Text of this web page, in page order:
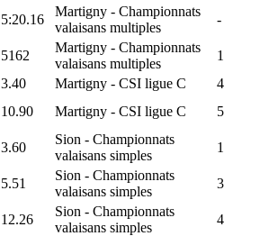
5:20.16
Martigny - Championnats
valaisans multiples
-
5162
Martigny - Championnats
valaisans multiples
1
3.40 Martigny - CSI ligue C
4
10.90 Martigny - CSI ligue C 5
3.60
Sion - Championnats
valaisans simples
1
5.51
Sion - Championnats
valaisans simples
3
12.26
Sion - Championnats
valaisans simples
4